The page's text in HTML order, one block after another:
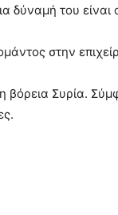
του είναι
στην
βόρεια Συρία.